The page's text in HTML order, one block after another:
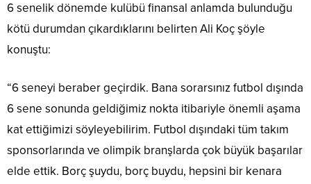
6 senelik dönemde kulübü finansal anlamda bulunduğu
kötü durumdan çıkardıklarını belirten Ali Koç şöyle
konuştu:
“6 seneyi beraber geçirdik. Bana sorarsınız futbol dışında
6 sene sonunda geldiğimiz nokta itibariyle önemli aşama
kat ettiğimizi söyleyebilirim. Futbol dışındaki tüm takım
sponsorlarında ve olimpik branşlarda çok büyük başarılar
elde ettik. Borç şuydu, borç buydu, hepsini bir kenara